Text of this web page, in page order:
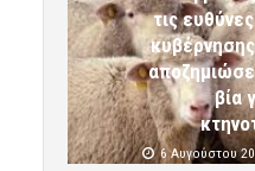
τις
βία
6 Αυγούστου